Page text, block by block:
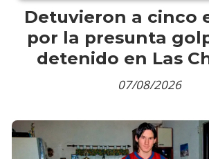
Detuvieron a cinco
por la presunta
detenido en Las
07/08/2026